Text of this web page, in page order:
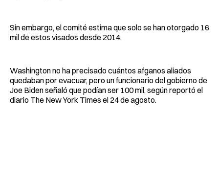
Sin embargo, el comité estima que solo se han otorgado 16
mil de estos visados desde 2014.
Washington no ha precisado cuántos afganos aliados
quedaban por evacuar, pero un funcionario del gobierno de
Joe Biden señaló que podían ser 100 mil, según reportó el
diario The New York Times el 24 de agosto.